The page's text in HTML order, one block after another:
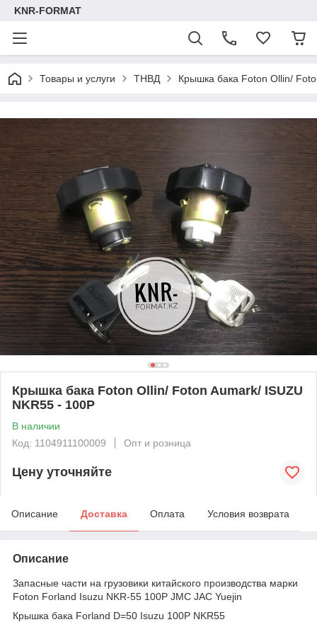
KNR-FORMAT
Товары и услуги ТНВД Крышка бака Foton Ollin/
Крышка бака Foton Ollin/ Foton Aumark/ ISUZU
NKR55 - 100P
В наличии
Код: 1104911100009
Опт и розница
Цену уточняйте
Описание Доставка Оплата Условия возврата
Описание
Запасные части на грузовики китайского производства марки
Foton Forland Isuzu NKR-55 100P JMC JAC Yuejin
Крышка бака Forland D=50 Isuzu 100P NKR55